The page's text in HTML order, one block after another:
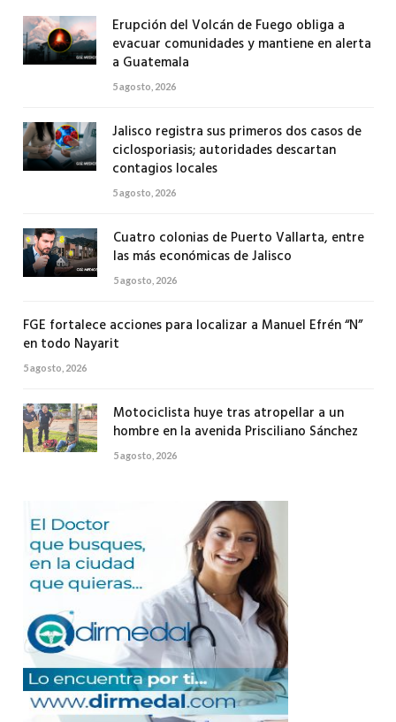
Erupción del Volcán de Fuego obliga a
evacuar comunidades y mantiene en alerta
a Guatemala
5 agosto, 2026
Jalisco registra sus primeros dos casos de
ciclosporiasis; autoridades descartan
contagios locales
5 agosto, 2026
Cuatro colonias de Puerto Vallarta, entre
las más económicas de Jalisco
5 agosto, 2026
FGE fortalece acciones para localizar a Manuel Efrén “N”
en todo Nayarit
5 agosto, 2026
Motociclista huye tras atropellar a un
hombre en la avenida Prisciliano Sánchez
5 agosto, 2026